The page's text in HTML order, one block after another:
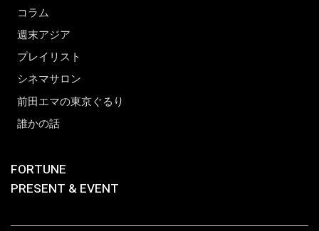
コラム
週末アジア
プレイリスト
シネマサロン
前田エマの東京ぐるり
誰かの話
FORTUNE
PRESENT & EVENT